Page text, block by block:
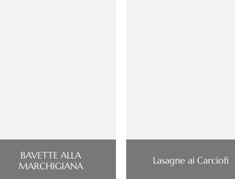
BAVETTE ALLA
MARCHIGIANA
Lasagne ai Carciofi